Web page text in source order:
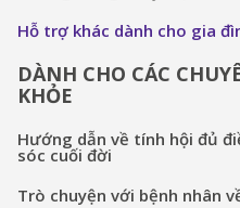
Hỗ trợ khác dành cho gia
DÀNH CHO CÁC
KHỎE
Hướng dẫn về tính hội đủ
sóc cuối đời
Trò chuyện với bệnh nhân